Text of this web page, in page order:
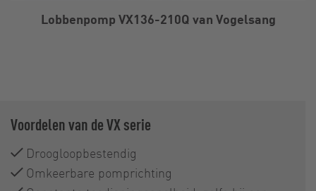
Lobbenpomp VX136-210Q van Vogelsang
Voordelen van de VX serie
Droogloopbestendig
Omkeerbare pomprichting